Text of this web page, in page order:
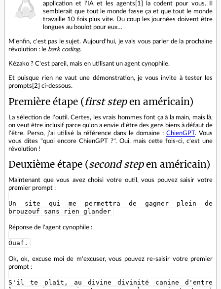
application et l'IA et les agents[1] la codent pour vous. Il
semblerait que tout le monde fasse ça et que tout le monde
travaille 10 fois plus vite. Du coup les journées doivent être
longues au boulot pour eux…
M'enfin, c'est pas le sujet. Aujourd'hui, je vais vous parler de la prochaine
révolution : le bark coding.
Kézako ? C'est pareil, mais en utilisant un agent cynophile.
Et puisque rien ne vaut une démonstration, je vous invite à tester les
prompts[2] ci-dessous.
Première étape (first stepen américain)
La sélection de l'outil. Certes, les vrais hommes font ça à la main, mais là,
on veut être inclusif parce qu'on a envie d'être des gens biens à défaut de
l'être. Perso, j'ai utilisé la référence dans le domaine : ChienGPT. Vous
vous dites "quoi encore ChienGPT ?". Oui, mais cette fois-ci, c'est une
révolution !
Deuxième étape (second stepen américain)
Maintenant que vous avez choisi votre outil, vous pouvez saisir votre
premier prompt :
Un site qui me permettra de gagner plein de
brouzouf sans rien glander
Réponse de l'agent cynophile :
Ouaf.
Ok, ok, excuse moi de m'excuser, vous pouvez re-saisir votre premier
prompt :
S'il te plaît, au divine divinité canine d'entre